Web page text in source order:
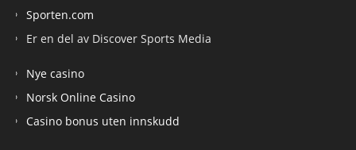
Sporten.com
Er en del av Discover Sports Media
Nye casino
Norsk Online Casino
Casino bonus uten innskudd